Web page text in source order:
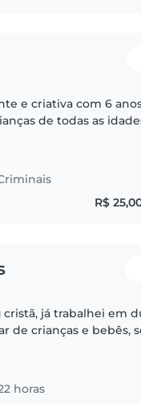
e criativa com 6
de todas as
R$
cristã, já trabalhei em
de crianças e bebês,
horas